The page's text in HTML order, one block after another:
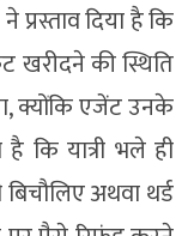
प्रस्ताव दिया है कि
खरीदने की स्थिति
क्योंकि एजेंट उनके
कि यात्री भले ही
अथवा थर्ड